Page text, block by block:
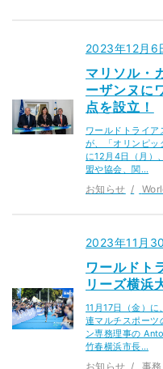
2023年12月6
マリソル・
ーザンヌに
点を設立！
ワールドトライ
が、「オリンピッ
に12月4日（月）
盟や協会、関…
お知らせ
2023年11月30
ワールドト
リーズ横浜
11月17日（金）
連マルチスポーツ
ン専務理事の
竹春横浜市長…
お知らせ 事